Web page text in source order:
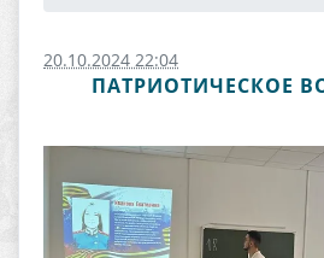
20.10.2024 22:04
ПАТРИОТИЧЕСКОЕ